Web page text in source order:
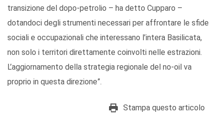
transizione del dopo-petrolio – ha detto Cupparo –
dotandoci degli strumenti necessari per affrontare le sfide
sociali e occupazionali che interessano l’intera Basilicata,
non solo i territori direttamente coinvolti nelle estrazioni.
L’aggiornamento della strategia regionale del no-oil va
proprio in questa direzione”.
Stampa questo articolo